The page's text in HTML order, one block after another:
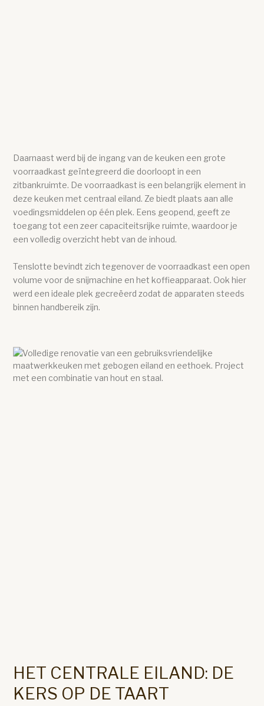
Daarnaast werd bij de ingang van de keuken een grote
voorraadkast geïntegreerd die doorloopt in een
zitbankruimte. De voorraadkast is een belangrijk element in
deze keuken met centraal eiland. Ze biedt plaats aan alle
voedingsmiddelen op één plek. Eens geopend, geeft ze
toegang tot een zeer capaciteitsrijke ruimte, waardoor je
een volledig overzicht hebt van de inhoud.
Tenslotte bevindt zich tegenover de voorraadkast een open
volume voor de snijmachine en het koffieapparaat. Ook hier
werd een ideale plek gecreëerd zodat de apparaten steeds
binnen handbereik zijn.
HET CENTRALE EILAND: DE
KERS OP DE TAART